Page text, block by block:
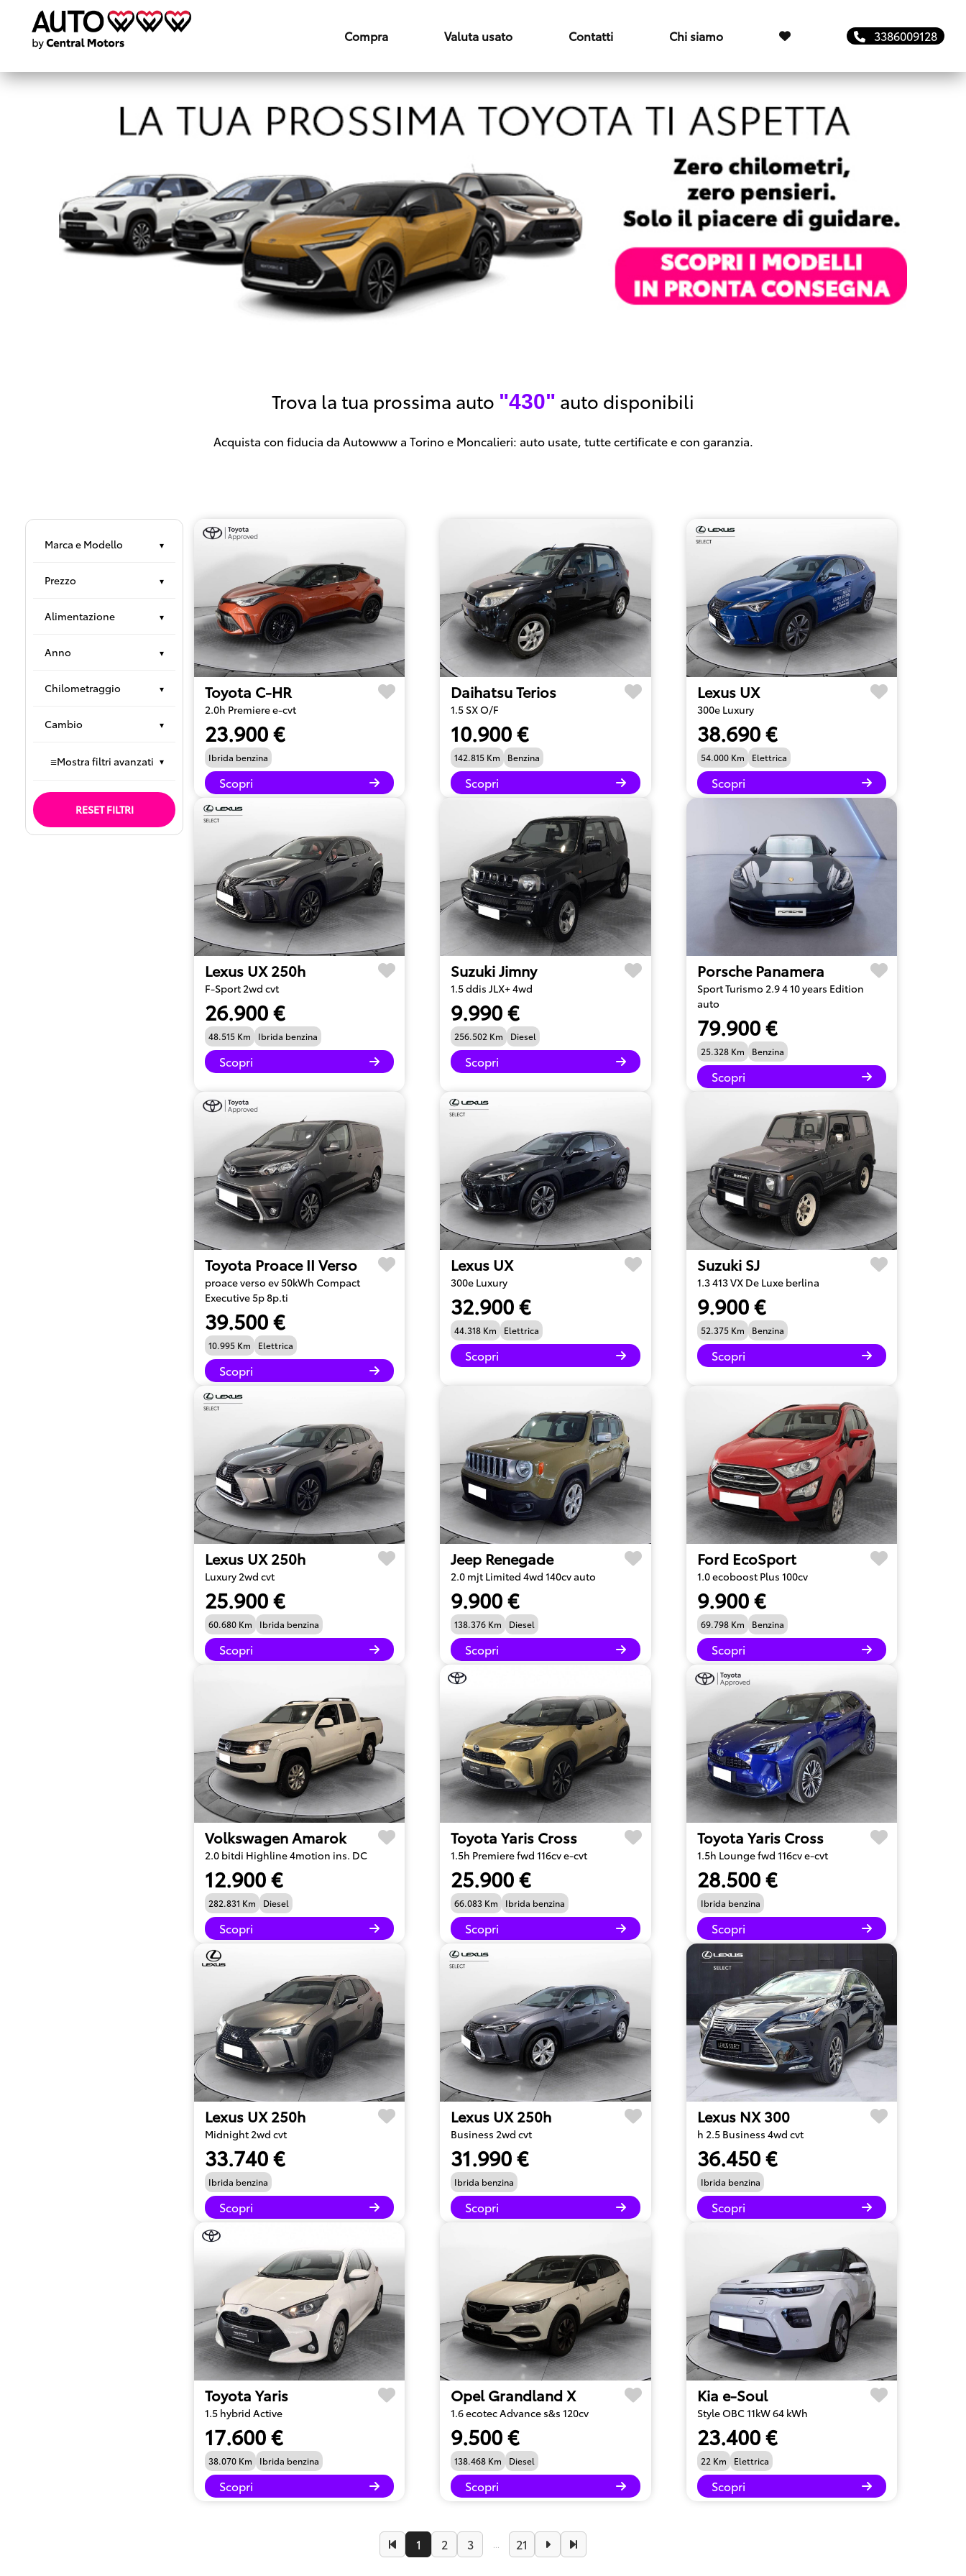
Compra Valuta usato Contatti Chi siamo 3386009128
Trova la tua prossima auto "430" auto disponibili
Acquista con fiducia da Autowww a Torino e Moncalieri: auto usate, tutte certificate e con garanzia.
Marca e Modello ▾
Prezzo ▾
Alimentazione ▾
Anno ▾
Chilometraggio ▾
Cambio ▾
≡Mostra filtri avanzati ▾
RESET FILTRI
Toyota C-HR
2.0h Premiere e-cvt
23.900 €
Ibrida benzina
Scopri
Daihatsu Terios
1.5 SX O/F
10.900 €
142.815 Km Benzina
Scopri
Lexus UX
300e Luxury
38.690 €
54.000 Km Elettrica
Scopri
Lexus UX 250h
F-Sport 2wd cvt
26.900 €
48.515 Km Ibrida benzina
Scopri
Suzuki Jimny
1.5 ddis JLX+ 4wd
9.990 €
256.502 Km Diesel
Scopri
Porsche Panamera
Sport Turismo 2.9 4 10 years Edition
auto
79.900 €
25.328 Km Benzina
Scopri
Toyota Proace II Verso
proace verso ev 50kWh Compact
Executive 5p 8p.ti
39.500 €
10.995 Km Elettrica
Scopri
Lexus UX
300e Luxury
32.900 €
44.318 Km Elettrica
Scopri
Suzuki SJ
1.3 413 VX De Luxe berlina
9.900 €
52.375 Km Benzina
Scopri
Lexus UX 250h
Luxury 2wd cvt
25.900 €
60.680 Km Ibrida benzina
Scopri
Jeep Renegade
2.0 mjt Limited 4wd 140cv auto
9.900 €
138.376 Km Diesel
Scopri
Ford EcoSport
1.0 ecoboost Plus 100cv
9.900 €
69.798 Km Benzina
Scopri
Volkswagen Amarok
2.0 bitdi Highline 4motion ins. DC
12.900 €
282.831 Km Diesel
Scopri
Toyota Yaris Cross
1.5h Premiere fwd 116cv e-cvt
25.900 €
66.083 Km Ibrida benzina
Scopri
Toyota Yaris Cross
1.5h Lounge fwd 116cv e-cvt
28.500 €
Ibrida benzina
Scopri
Lexus UX 250h
Midnight 2wd cvt
33.740 €
Ibrida benzina
Scopri
Lexus UX 250h
Business 2wd cvt
31.990 €
Ibrida benzina
Scopri
Lexus NX 300
h 2.5 Business 4wd cvt
36.450 €
Ibrida benzina
Scopri
Toyota Yaris
1.5 hybrid Active
17.600 €
38.070 Km Ibrida benzina
Scopri
Opel Grandland X
1.6 ecotec Advance s&s 120cv
9.500 €
138.468 Km Diesel
Scopri
Kia e-Soul
Style OBC 11kW 64 kWh
23.400 €
22 Km Elettrica
Scopri
1 2 3 21